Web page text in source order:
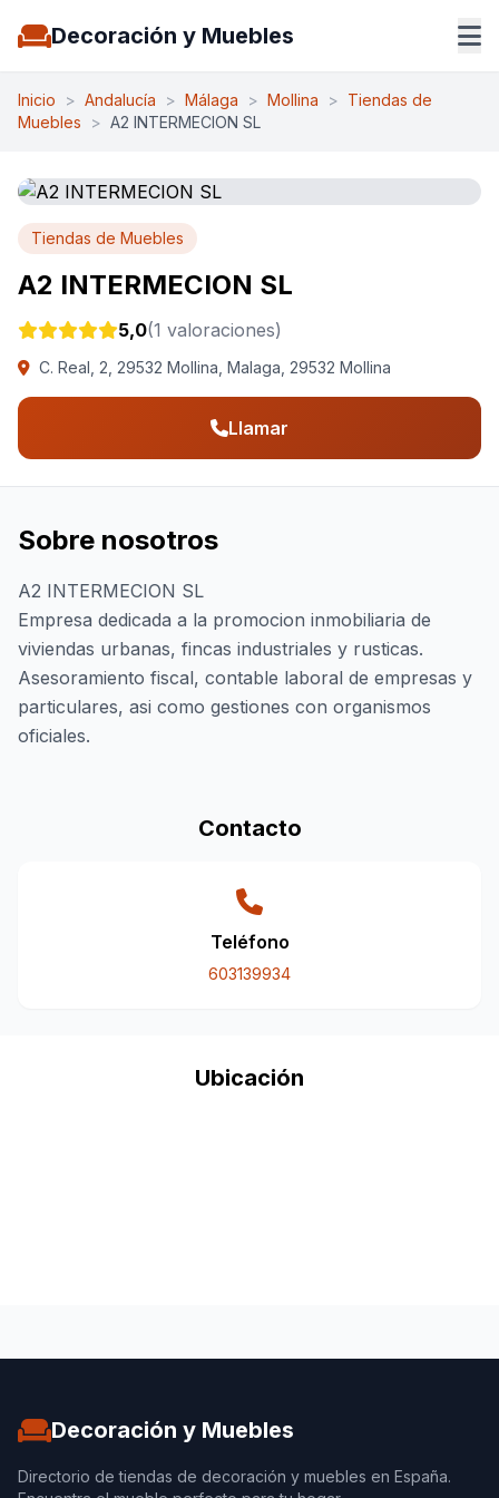
Decoración y Muebles
Inicio > Andalucía > Málaga > Mollina > Tiendas de
Muebles
> A2 INTERMECION SL
Tiendas de Muebles
A2 INTERMECION SL
5,0(1 valoraciones)
C. Real, 2, 29532 Mollina, Malaga, 29532 Mollina
Llamar
Sobre nosotros
A2 INTERMECION SL
Empresa dedicada a la promocion inmobiliaria de
viviendas urbanas, fincas industriales y rusticas.
Asesoramiento fiscal, contable laboral de empresas y
particulares, asi como gestiones con organismos
oficiales.
Contacto
Teléfono
603139934
Ubicación
Decoración y Muebles
Directorio de tiendas de decoración y muebles en España.